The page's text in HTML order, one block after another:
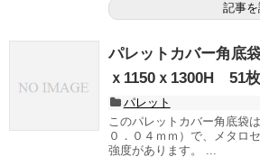
記事
パレットカバー角底
ｘ1150ｘ1300H 51
パレット
このパレットカバー角底袋
０．０４ｍｍ）で、メタロ
強度があります。 ...